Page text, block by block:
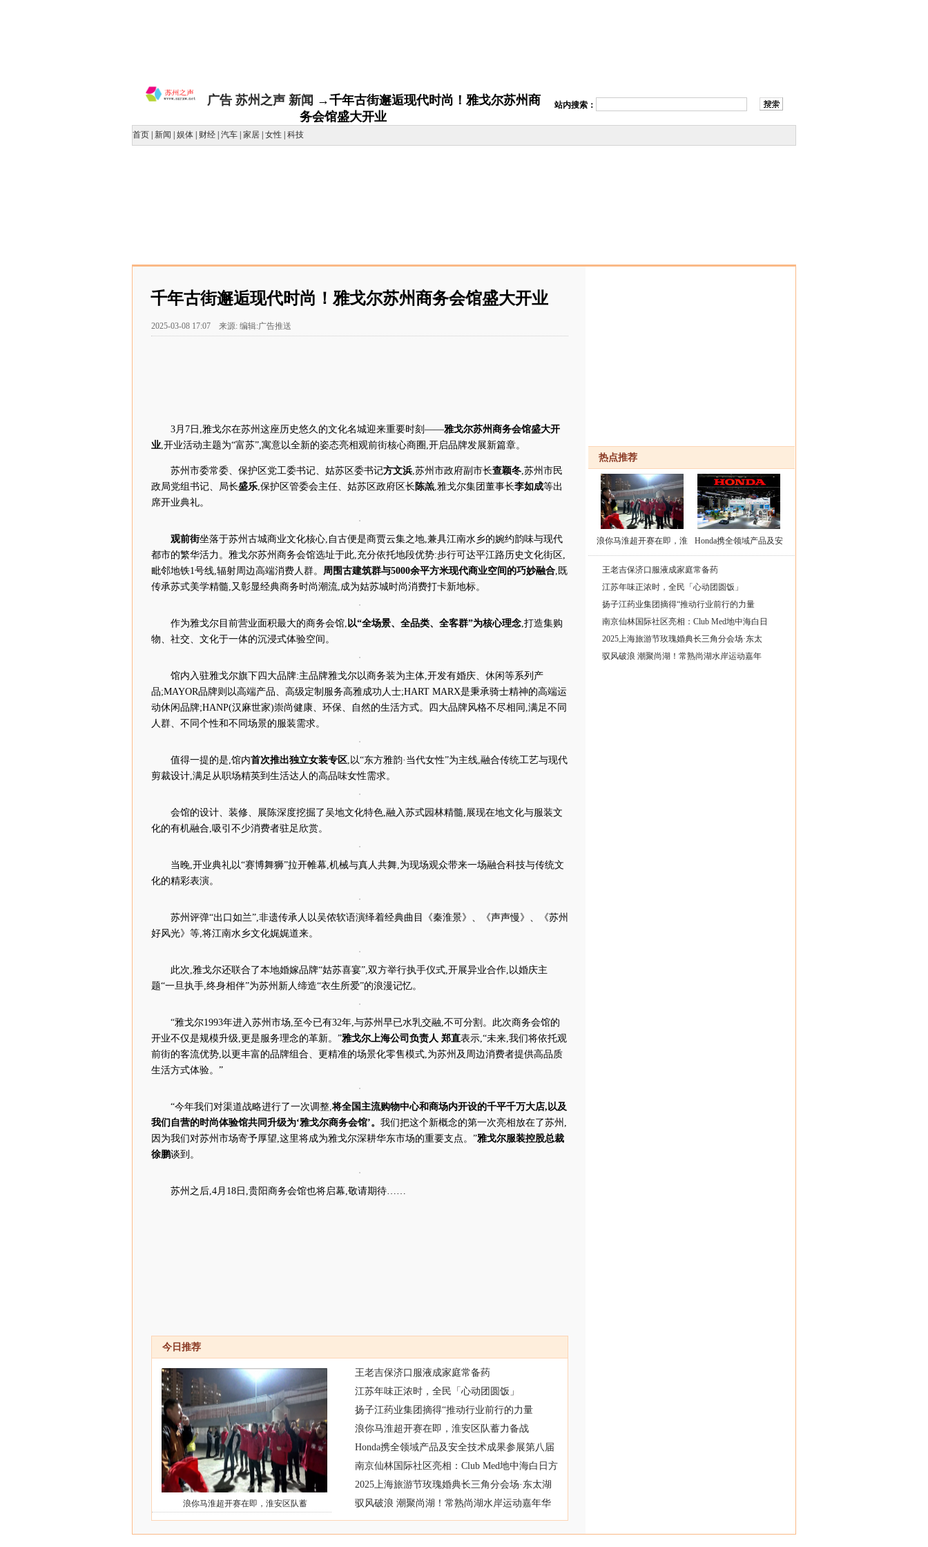
广告 苏州之声 新闻 →千年古街邂逅现代时尚！雅戈尔苏州商
务会馆盛大开业
站内搜索：
首页 新闻 娱体 财经 汽车 家居 女性 科技
千年古街邂逅现代时尚！雅戈尔苏州商务会馆盛大开业
2025-03-08 17:07 来源: 编辑:广告推送
3月7日,雅戈尔在苏州这座历史悠久的文化名城迎来重要时刻——雅戈尔苏州商务会馆盛大开
业,开业活动主题为“富苏”,寓意以全新的姿态亮相观前街核心商圈,开启品牌发展新篇章。
苏州市委常委、保护区党工委书记、姑苏区委书记方文浜,苏州市政府副市长查颖冬,苏州市民
政局党组书记、局长盛乐,保护区管委会主任、姑苏区政府区长 陈羔,雅戈尔集团董事长李如成等出
席开业典礼。
观前街坐落于苏州古城商业文化核心,自古便是商贾云集之地,兼具江南水乡的婉约韵味与现代
都市的繁华活力。雅戈尔苏州商务会馆选址于此,充分依托地段优势:步行可达平江路历史文化街区,
毗邻地铁1号线,辐射周边高端消费人群。 周围古建筑群与5000余平方米现代商业空间的巧妙融合,既
传承苏式美学精髓,又彰显经典商务时尚潮流,成为姑苏城时尚消费打卡新地标。
作为雅戈尔目前营业面积最大的商务会馆,以“全场景、全品类、全客群”为核心理念,打造集购
物、社交、文化于一体的沉浸式体验空间。
馆内入驻雅戈尔旗下四大品牌:主品牌雅戈尔以商务装为主体,开发有婚庆、休闲等系列产
品;MAYOR品牌则以高端产品、高级定制服务高雅成功人士;HART MARX是秉承骑士精神的高端运
动休闲品牌;HANP(汉麻世家)崇尚健康、环保、自然的生活方式。四大品牌风格不尽相同,满足不同
人群、不同个性和不同场景的服装需求。
值得一提的是,馆内首次推出独立女装专区,以“东方雅韵·当代女性”为主线,融合传统工艺与现代
剪裁设计,满足从职场精英到生活达人的高品味女性需求。
会馆的设计、装修、展陈深度挖掘了吴地文化特色,融入苏式园林精髓,展现在地文化与服装文
化的有机融合,吸引不少消费者驻足欣赏。
当晚,开业典礼以“赛博舞狮”拉开帷幕,机械与真人共舞,为现场观众带来一场融合科技与传统文
化的精彩表演。
苏州评弹“出口如兰”,非遗传承人以吴侬软语演绎着经典曲目《秦淮景》、《声声慢》、《苏州
好风光》等,将江南水乡文化娓娓道来。
此次,雅戈尔还联合了本地婚嫁品牌“姑苏喜宴”,双方举行执手仪式,开展异业合作,以婚庆主
题“一旦执手,终身相伴”为苏州新人缔造“衣生所爱”的浪漫记忆。
“雅戈尔1993年进入苏州市场,至今已有32年,与苏州早已水乳交融,不可分割。此次商务会馆的
开业不仅是规模升级,更是服务理念的革新。”雅戈尔上海公司负责人 郑直表示,“未来,我们将依托观
前街的客流优势,以更丰富的品牌组合、更精准的场景化零售模式,为苏州及周边消费者提供高品质
生活方式体验。”
“今年我们对渠道战略进行了一次调整,将全国主流购物中心和商场内开设的千平千万大店,以及
我们自营的时尚体验馆共同升级为‘雅戈尔商务会馆’。 我们把这个新概念的第一次亮相放在了苏州,
因为我们对苏州市场寄予厚望,这里将成为雅戈尔深耕华东市场的重要支点。”雅戈尔服装控股总裁
徐鹏谈到。
苏州之后,4月18日,贵阳商务会馆也将启幕,敬请期待……
今日推荐
浪你马淮超开赛在即，淮安区队蓄
王老吉保济口服液成家庭常备药
江苏年味正浓时，全民「心动团圆饭」
扬子江药业集团摘得“推动行业前行的力量
浪你马淮超开赛在即，淮安区队蓄力备战
Honda携全领域产品及安全技术成果参展第八届
南京仙林国际社区亮相：Club Med地中海白日方
2025上海旅游节玫瑰婚典长三角分会场·东太湖
驭风破浪 潮聚尚湖！常熟尚湖水岸运动嘉年华
热点推荐
浪你马淮超开赛在即，淮 Honda携全领域产品及安
口博览
王老吉保济口服液成家庭常备药
江苏年味正浓时，全民「心动团圆饭」
扬子江药业集团摘得“推动行业前行的力量
南京仙林国际社区亮相：Club Med地中海白日
2025上海旅游节玫瑰婚典长三角分会场·东太
驭风破浪 潮聚尚湖！常熟尚湖水岸运动嘉年